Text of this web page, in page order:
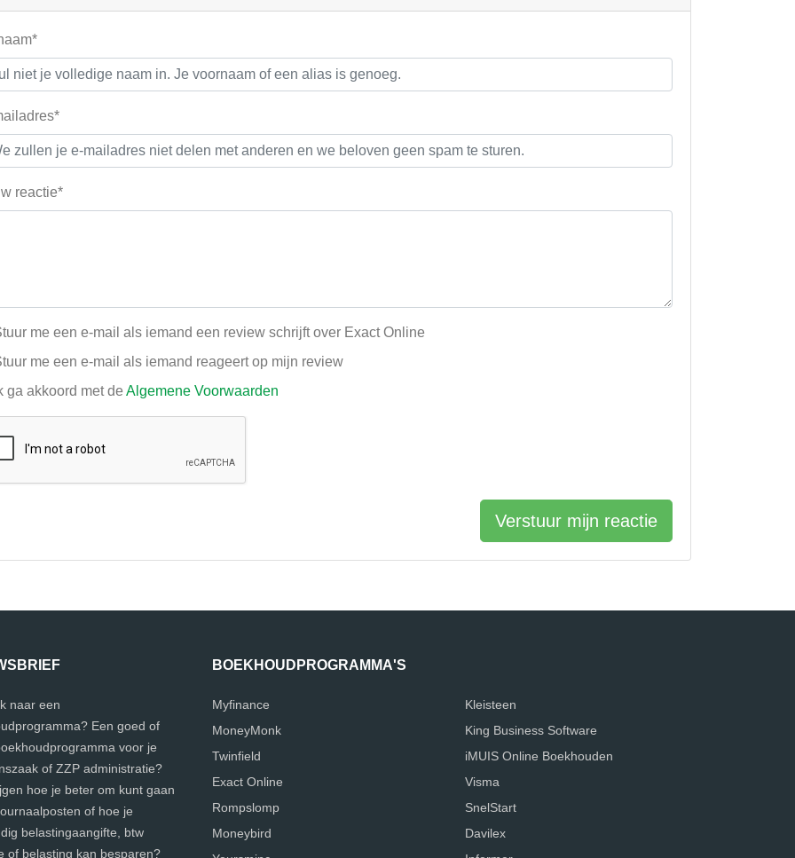
reactie*
me een e-mail als iemand een review schrijft over Exact Online
me een e-mail als iemand reageert op mijn review
ga akkoord met de Algemene Voorwaarden
Verstuur mijn reactie
naar een
Een goed of
voor je
of ZZP administratie?
hoe je beter om kunt gaan
of hoe je
belastingaangifte, btw
of belasting kan besparen?
BOEKHOUDPROGRAMMA'S
Myfinance
MoneyMonk
Twinfield
Exact Online
Rompslomp
Moneybird
Kleisteen
King Business Software
iMUIS Online Boekhouden
Visma
SnelStart
Davilex